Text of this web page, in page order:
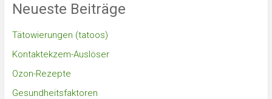
Neueste Beiträge
Tätowierungen (tatoos)
Kontaktekzem-Auslöser
Ozon-Rezepte
Gesundheitsfaktoren